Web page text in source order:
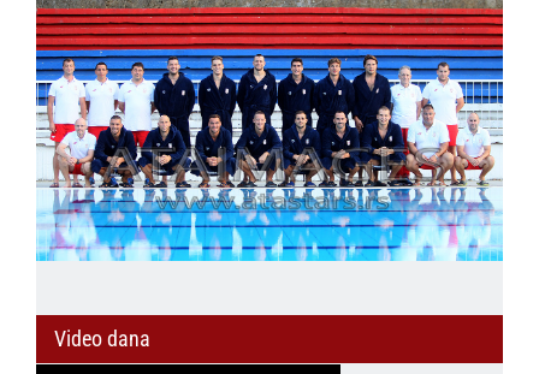
Video dana